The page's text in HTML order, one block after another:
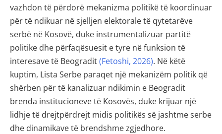
vazhdon të përdorë mekanizma politikë të koordinuar
për të ndikuar në sjelljen elektorale të qytetarëve
serbë në Kosovë, duke instrumentalizuar partitë
politike dhe përfaqësuesit e tyre në funksion të
interesave të Beogradit(Fetoshi, 2026). Në këtë
kuptim, Lista Serbe paraqet një mekanizëm politik që
shërben për të kanalizuar ndikimin e Beogradit
brenda institucioneve të Kosovës, duke krijuar një
lidhje të drejtpërdrejt midis politikës së jashtme serbe
dhe dinamikave të brendshme zgjedhore.